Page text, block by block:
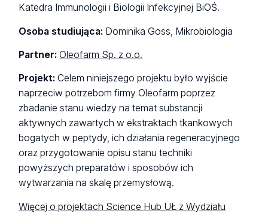
Katedra Immunologii i Biologii Infekcyjnej BiOŚ.
Osoba studiująca: Dominika Goss, Mikrobiologia
Partner: Oleofarm Sp. z o.o.
Projekt: Celem niniejszego projektu było wyjście
naprzeciw potrzebom firmy Oleofarm poprzez
zbadanie stanu wiedzy na temat substancji
aktywnych zawartych w ekstraktach tkankowych
bogatych w peptydy, ich działania regeneracyjnego
oraz przygotowanie opisu stanu techniki
powyższych preparatów i sposobów ich
wytwarzania na skalę przemysłową.
Więcej o projektach Science Hub UŁ z Wydziału